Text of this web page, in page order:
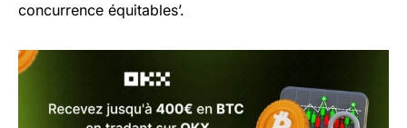
concurrence équitables’.